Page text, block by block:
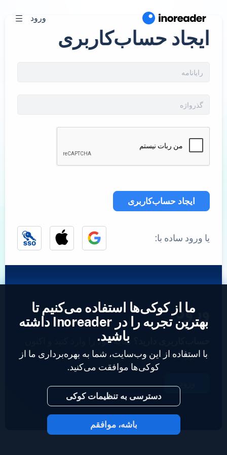
ورود
ایجاد حساب‌کاربری
ایجاد حساب‌کاربری
یا ورود ساده با:
ورود
نمایه خود را وارد کنید و اکنون
به خوراک‌های خود دسترسی داشته باشید.
2023 © Inoreader
ما از کوکی‌ها استفاده می‌کنیم تا
بهترین تجربه را در Inoreader داشته
باشید.
با استفاده از این وب‌سایت، شما به بهره‌برداری ما از
کوکی‌ها موافقت می‌کنید.
دسترسی به تنظیمات کوکی
باشه، موافقم